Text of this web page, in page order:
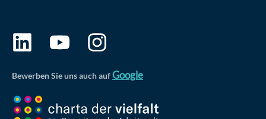
Bewerben Sie uns auch aufGoogle